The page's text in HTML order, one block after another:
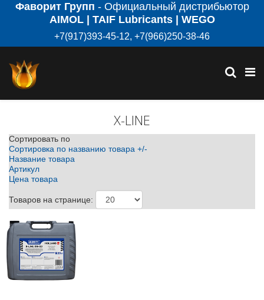
Фаворит Групп - Официальный дистрибьютор
AIMOL | TAIF Lubricants | WEGO
+7(917)393-45-12, +7(966)250-38-46
X-LINE
Сортировать по
Сортировка по названию товара +/-
Название товара
Артикул
Цена товара
Товаров на странице: